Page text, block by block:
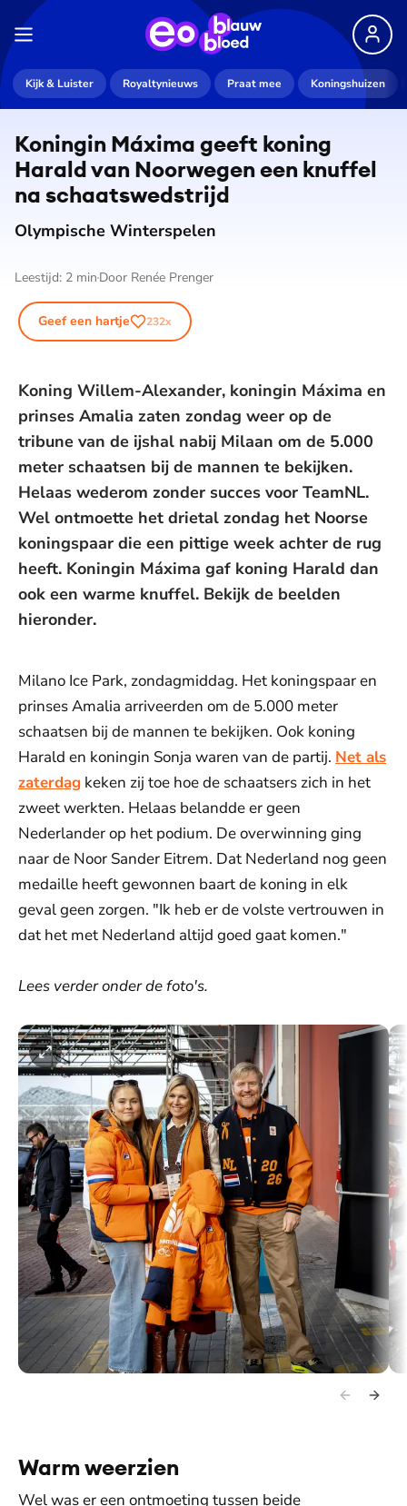
Kijk & Luister Royaltynieuws Praat mee Koningshuizen
Koningin Máxima geeft koning
Harald van Noorwegen een knuffel
na schaats­wed­strijd
Olympische Winterspelen
Leestijd: 2 min Door Renée Prenger
Geef een hartje 232x
Koning Willem-Alexander, koningin Máxima en
prinses Amalia zaten zondag weer op de
tribune van de ijshal nabij Milaan om de 5.000
meter schaatsen bij de mannen te bekijken.
Helaas wederom zonder succes voor TeamNL.
Wel ontmoette het drietal zondag het Noorse
koningspaar die een pittige week achter de rug
heeft. Koningin Máxima gaf koning Harald dan
ook een warme knuffel. Bekijk de beelden
hieronder.
Milano Ice Park, zondagmiddag. Het koningspaar en
prinses Amalia arriveerden om de 5.000 meter
schaatsen bij de mannen te bekijken. Ook koning
Harald en koningin Sonja waren van de partij. Net als
zaterdag keken zij toe hoe de schaatsers zich in het
zweet werkten. Helaas belandde er geen
Nederlander op het podium. De overwinning ging
naar de Noor Sander Eitrem. Dat Nederland nog geen
medaille heeft gewonnen baart de koning in elk
geval geen zorgen. "Ik heb er de volste vertrouwen in
dat het met Nederland altijd goed gaat komen."
Lees verder onder de foto's.
Het koningspaar en prinses Amalia arriveren op het Milano Ice
Warm weerzien
Wel was er een ontmoeting tussen beide